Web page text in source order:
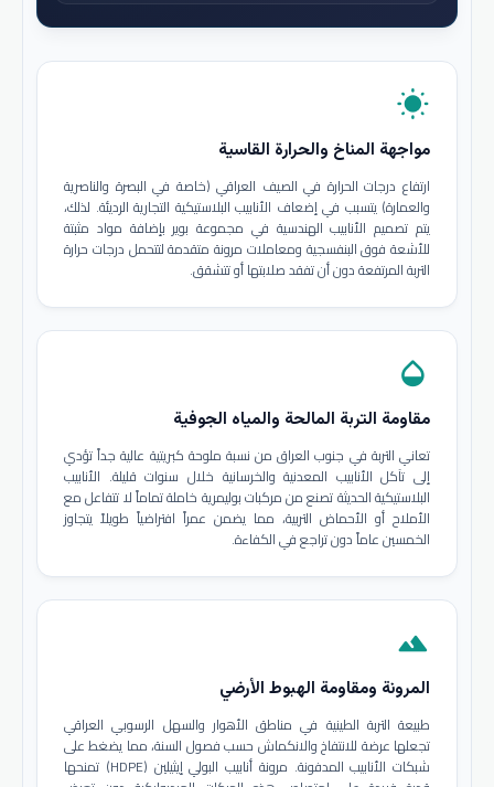
wb_sunny
مواجهة المناخ والحرارة القاسية
ارتفاع درجات الحرارة في الصيف العراقي (خاصة في البصرة والناصرية
والعمارة) يتسبب في إضعاف الأنابيب البلاستيكية التجارية الرديئة. لذلك،
يتم تصميم الأنابيب الهندسية في مجموعة بوير بإضافة مواد مثبتة
للأشعة فوق البنفسجية ومعاملات مرونة متقدمة لتتحمل درجات حرارة
التربة المرتفعة دون أن تفقد صلابتها أو تتشقق.
opacity
مقاومة التربة المالحة والمياه الجوفية
تعاني التربة في جنوب العراق من نسبة ملوحة كبريتية عالية جداً تؤدي
إلى تآكل الأنابيب المعدنية والخرسانية خلال سنوات قليلة. الأنابيب
البلاستيكية الحديثة تصنع من مركبات بوليمرية خاملة تماماً لا تتفاعل مع
الأملاح أو الأحماض التربية، مما يضمن عمراً افتراضياً طويلاً يتجاوز
الخمسين عاماً دون تراجع في الكفاءة.
terrain
المرونة ومقاومة الهبوط الأرضي
طبيعة التربة الطينية في مناطق الأهوار والسهل الرسوبي العراقي
تجعلها عرضة للانتفاخ والانكماش حسب فصول السنة، مما يضغط على
شبكات الأنابيب المدفونة. مرونة أنابيب البولي إيثيلين (HDPE) تمنحها